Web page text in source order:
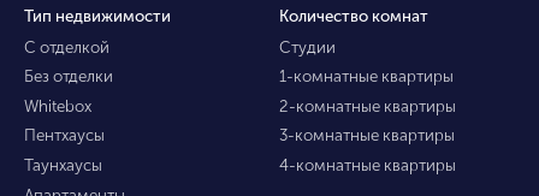
Тип недвижимости
С отделкой
Без отделки
Whitebox
Пентхаусы
Таунхаусы
Количество комнат
Студии
1-комнатные квартиры
2-комнатные квартиры
3-комнатные квартиры
4-комнатные квартиры